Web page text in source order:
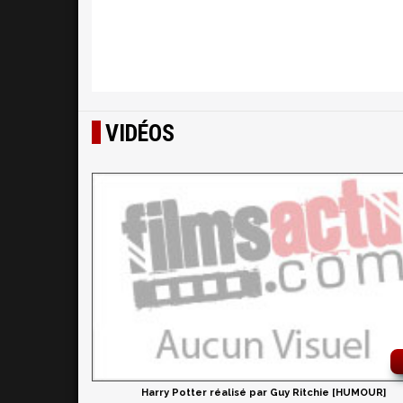
VIDÉOS
Harry Potter réalisé par Guy Ritchie [HUMOUR]